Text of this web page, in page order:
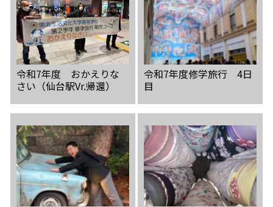
令和7年度 おかえりな
さい（仙台駅Vr.帰還）
令和7年度修学旅行 4日
目